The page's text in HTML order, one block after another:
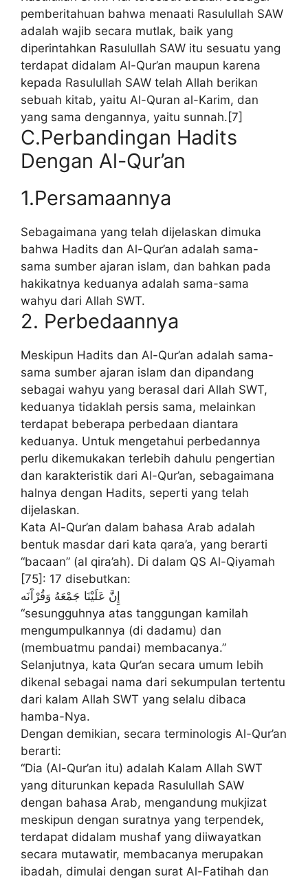
pemberitahuan bahwa menaati Rasulullah SAW
adalah wajib secara mutlak, baik yang
diperintahkan Rasulullah SAW itu sesuatu yang
terdapat didalam Al-Qur’an maupun karena
kepada Rasulullah SAW telah Allah berikan
sebuah kitab, yaitu Al-Quran al-Karim, dan
yang sama dengannya, yaitu sunnah.[7]
C.Perbandingan Hadits
Dengan Al-Qur’an
1.Persamaannya
Sebagaimana yang telah dijelaskan dimuka
bahwa Hadits dan Al-Qur’an adalah sama-
sama sumber ajaran islam, dan bahkan pada
hakikatnya keduanya adalah sama-sama
wahyu dari Allah SWT.
2. Perbedaannya
Meskipun Hadits dan Al-Qur’an adalah sama-
sama sumber ajaran islam dan dipandang
sebagai wahyu yang berasal dari Allah SWT,
keduanya tidaklah persis sama, melainkan
terdapat beberapa perbedaan diantara
keduanya. Untuk mengetahui perbedannya
perlu dikemukakan terlebih dahulu pengertian
dan karakteristik dari Al-Qur’an, sebagaimana
halnya dengan Hadits, seperti yang telah
dijelaskan.
Kata Al-Qur’an dalam bahasa Arab adalah
bentuk masdar dari kata qara’a, yang berarti
“bacaan” (al qira’ah). Di dalam QS Al-Qiyamah
[75]: 17 disebutkan:
إِنَّ عَلَيْنَا جَمْعَهُ وَقُرْآَنَه
“sesungguhnya atas tanggungan kamilah
mengumpulkannya (di dadamu) dan
(membuatmu pandai) membacanya.”
Selanjutnya, kata Qur’an secara umum lebih
dikenal sebagai nama dari sekumpulan tertentu
dari kalam Allah SWT yang selalu dibaca
hamba-Nya.
Dengan demikian, secara terminologis Al-Qur’an
berarti:
“Dia (Al-Qur’an itu) adalah Kalam Allah SWT
yang diturunkan kepada Rasulullah SAW
dengan bahasa Arab, mengandung mukjizat
meskipun dengan suratnya yang terpendek,
terdapat didalam mushaf yang diiwayatkan
secara mutawatir, membacanya merupakan
ibadah, dimulai dengan surat Al-Fatihah dan